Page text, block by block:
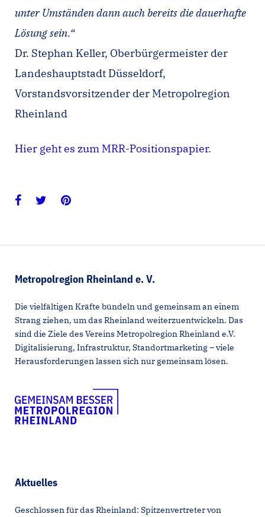
unter Umständen dann auch bereits die dauerhafte
Lösung sein.“
Dr. Stephan Keller, Oberbürgermeister der
Landeshauptstadt Düsseldorf,
Vorstandsvorsitzender der Metropolregion
Rheinland
Hier geht es zum MRR-Positionspapier.
Facebook
TwitterPinterest
Metropolregion Rheinland e. V.
Die vielfältigen Kräfte bündeln und gemeinsam an einem
Strang ziehen, um das Rheinland weiterzuentwickeln. Das
sind die Ziele des Vereins Metropolregion Rheinland e.V.
Digitalisierung, Infrastruktur, Standortmarketing – viele
Herausforderungen lassen sich nur gemeinsam lösen.
Aktuelles
Geschlossen für das Rheinland: Spitzenvertreter von